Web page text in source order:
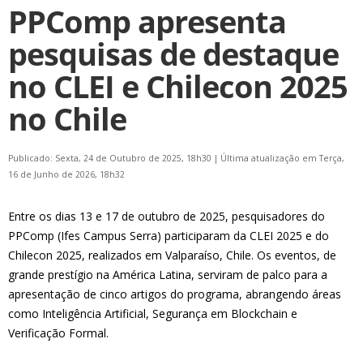
PPComp apresenta
pesquisas de destaque
no CLEI e Chilecon 2025
no Chile
Publicado: Sexta, 24 de Outubro de 2025, 18h30 | Última atualização em Terça,
16 de Junho de 2026, 18h32
Entre os dias 13 e 17 de outubro de 2025, pesquisadores do
PPComp (Ifes Campus Serra) participaram da CLEI 2025 e do
Chilecon 2025, realizados em Valparaíso, Chile. Os eventos, de
grande prestígio na América Latina, serviram de palco para a
apresentação de cinco artigos do programa, abrangendo áreas
como Inteligência Artificial, Segurança em Blockchain e
Verificação Formal.